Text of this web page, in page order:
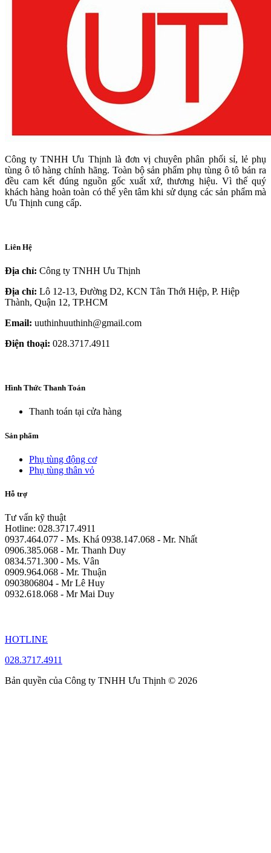
Công ty TNHH Ưu Thịnh là đơn vị chuyên phân phối sỉ, lẻ phụ
tùng ô tô hàng chính hãng. Toàn bộ sản phẩm phụ tùng ô tô bán ra
đều cam kết đúng nguồn gốc xuất xứ, thương hiệu. Vì thế quý
khách hàng hoàn toàn có thể yên tâm khi sử dụng các sản phẩm mà
Ưu Thịnh cung cấp.
Liên Hệ
Địa chỉ: Công ty TNHH Ưu Thịnh
Địa chỉ: Lô 12-13, Đường D2, KCN Tân Thới Hiệp, P. Hiệp
Thành, Quận 12, TP.HCM
Email: uuthinhuuthinh@gmail.com
Điện thoại: 028.3717.4911
Hình Thức Thanh Toán
Thanh toán tại cửa hàng
Sản phẩm
Phụ tùng động cơ
Phụ tùng thân vỏ
Hỗ trợ
Tư vấn kỹ thuật
Hotline: 028.3717.4911
0937.464.077 - Ms. Khá 0938.147.068 - Mr. Nhất
0906.385.068 - Mr. Thanh Duy
0834.571.300 - Ms. Vân
0909.964.068 - Mr. Thuận
0903806804 - Mr Lê Huy
0932.618.068 - Mr Mai Duy
HOTLINE
028.3717.4911
Bản quyền của Công ty TNHH Ưu Thịnh © 2026